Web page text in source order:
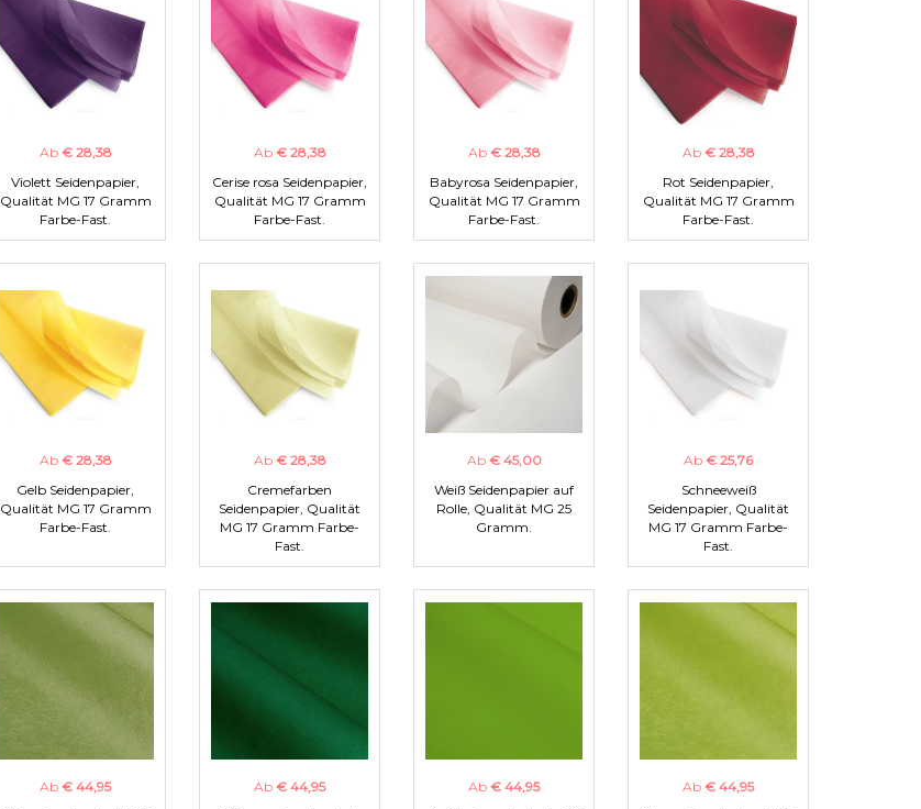
Ab € 28,38
Violett Seidenpapier,
Qualität MG 17 Gramm
Farbe-Fast.
Ab € 28,38
Cerise rosa Seidenpapier,
Qualität MG 17 Gramm
Farbe-Fast.
Ab € 28,38
Babyrosa Seidenpapier,
Qualität MG 17 Gramm
Farbe-Fast.
Ab € 28,38
Rot Seidenpapier,
Qualität MG 17 Gramm
Farbe-Fast.
Ab € 28,38
Gelb Seidenpapier,
Qualität MG 17 Gramm
Farbe-Fast.
Ab € 28,38
Cremefarben
Seidenpapier, Qualität
MG 17 Gramm Farbe-
Fast.
Ab € 45,00
Weiß Seidenpapier auf
Rolle, Qualität MG 25
Gramm.
Ab € 25,76
Schneeweiß
Seidenpapier, Qualität
MG 17 Gramm Farbe-
Fast.
Ab € 44,95
Ab € 44,95
Ab € 44,95
Ab € 44,95